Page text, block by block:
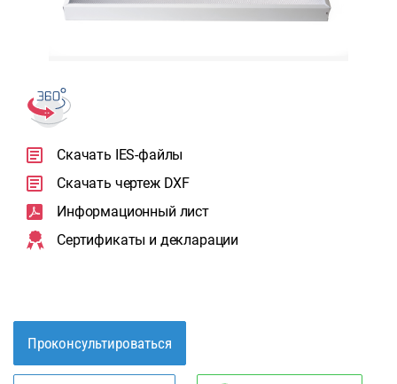
Скачать IES-файлы
Скачать чертеж DXF
Информационный лист
Сертификаты и декларации
Проконсультироваться